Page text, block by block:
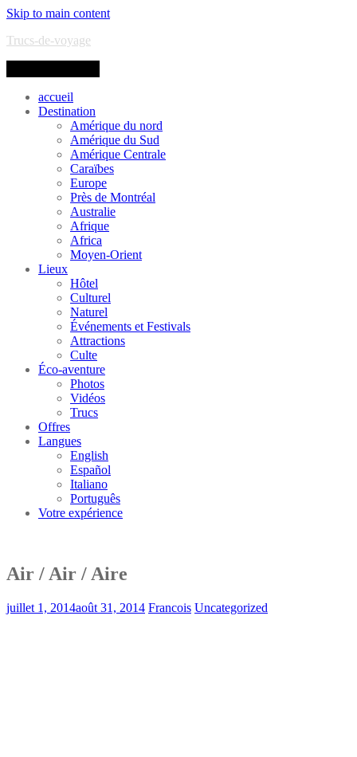
Skip to main content
Trucs-de-voyage
accueil
Destination
Amérique du nord
Amérique du Sud
Amérique Centrale
Caraïbes
Europe
Près de Montréal
Australie
Afrique
Africa
Moyen-Orient
Lieux
Hôtel
Culturel
Naturel
Événements et Festivals
Attractions
Culte
Éco-aventure
Photos
Vidéos
Trucs
Offres
Langues
English
Español
Italiano
Português
Votre expérience
Air / Air / Aire
juillet 1, 2014août 31, 2014 Francois Uncategorized